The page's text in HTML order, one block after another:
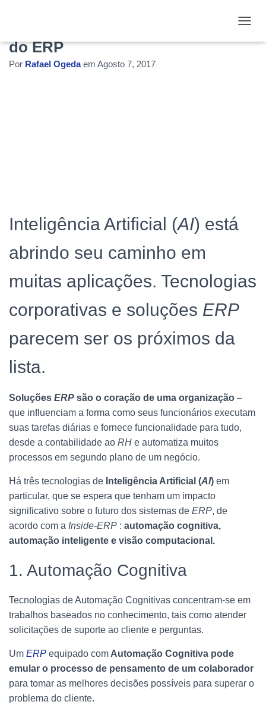
do ERP
Por Rafael Ogedaem Agosto 7, 2017
Inteligência Artificial (AI) está
abrindo seu caminho em
muitas aplicações. Tecnologias
corporativas e soluções ERP
parecem ser os próximos da
lista.
Soluções ERP são o coração de uma organização –
que influenciam a forma como seus funcionários executam
suas tarefas diárias e fornece funcionalidade para tudo,
desde a contabilidade ao RH e automatiza muitos
processos em segundo plano de um negócio.
Há três tecnologias de Inteligência Artificial (AI) em
particular, que se espera que tenham um impacto
significativo sobre o futuro dos sistemas de ERP, de
acordo com a Inside-ERP : automação cognitiva,
automação inteligente e visão computacional.
1. Automação Cognitiva
Tecnologias de Automação Cognitivas concentram-se em
trabalhos baseados no conhecimento, tais como atender
solicitações de suporte ao cliente e perguntas.
Um ERP equipado com Automação Cognitiva pode
emular o processo de pensamento de um colaborador
para tomar as melhores decisões possíveis para superar o
problema do cliente.